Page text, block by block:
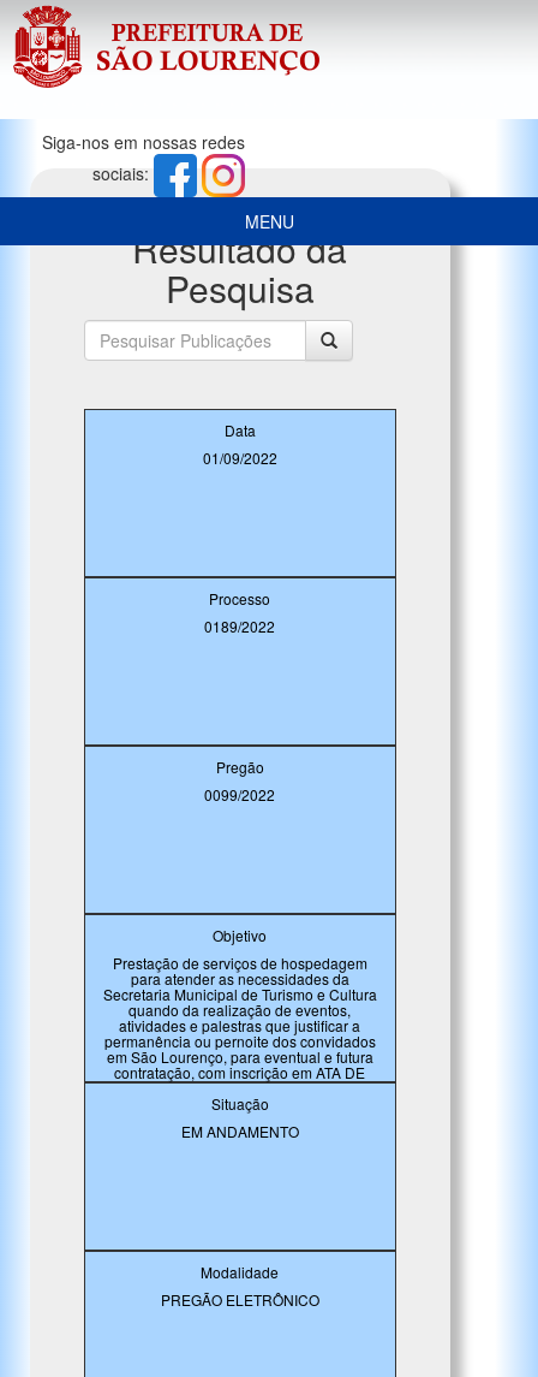
Siga-nos em nossas redes
sociais:
MENU
Resultado da
Pesquisa
Data
01/09/2022
Processo
0189/2022
Pregão
0099/2022
Objetivo
Prestação de serviços de hospedagem
para atender as necessidades da
Secretaria Municipal de Turismo e Cultura
quando da realização de eventos,
atividades e palestras que justificar a
permanência ou pernoite dos convidados
em São Lourenço, para eventual e futura
contratação, com inscrição em ATA DE
REGISTRO DE PREÇOS
Situação
EM ANDAMENTO
Modalidade
PREGÃO ELETRÔNICO